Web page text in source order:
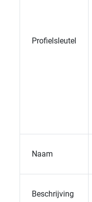
Profielsleutel
Naam
Beschrijving